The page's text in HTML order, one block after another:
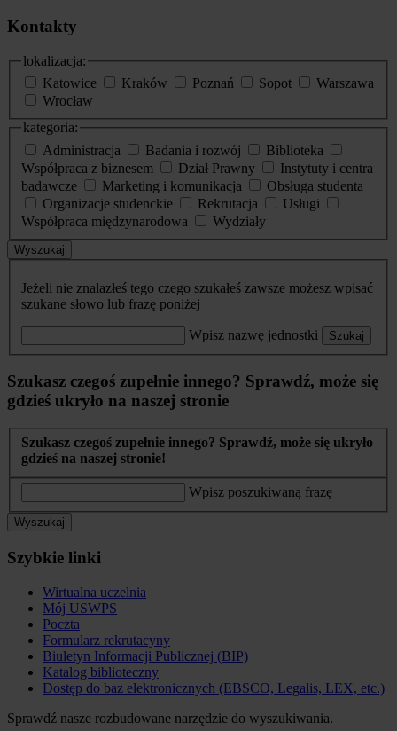
Kontakty
lokalizacja:
Katowice
Kraków Poznań Sopot
Warszawa
Wrocław
kategoria:
Administracja
Badania i rozwój
Biblioteka
Współpraca z biznesem
Dział Prawny
Instytuty i centra
badawcze
Marketing i komunikacja
Obsługa studenta
Organizacje studenckie
Rekrutacja
Usługi
Współpraca międzynarodowa
Wydziały
Wyszukaj
Jeżeli nie znalazłeś tego czego szukałeś zawsze możesz wpisać
szukane słowo lub frazę poniżej
Wpisz nazwę jednostki Szukaj
Szukasz czegoś zupełnie innego? Sprawdź, może się
gdzieś ukryło na naszej stronie
Szukasz czegoś zupełnie innego? Sprawdź, może się ukryło
gdzieś na naszej stronie!
Wpisz poszukiwaną frazę
Wyszukaj
Szybkie linki
Wirtualna uczelnia
Mój USWPS
Poczta
Formularz rekrutacyny
Biuletyn Informacji Publicznej (BIP)
Katalog biblioteczny
Dostęp do baz elektronicznych (EBSCO, Legalis, LEX, etc.)
Sprawdź nasze rozbudowane narzędzie do wyszukiwania.